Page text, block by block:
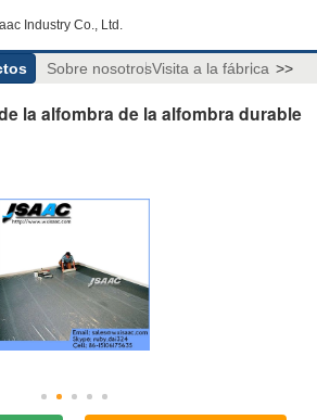
Industry Co., Ltd.
Sobre nosotrosVisita a la fábrica >>
la alfombra de la alfombra durable